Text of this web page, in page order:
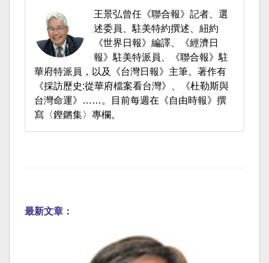
王景弘曾任《聯合報》記者、選
述委員、駐美特約撰述、紐約
《世界日報》編譯、《經濟日
報》駐美特派員、《聯合報》駐
華府特派員，以及《台灣日報》主筆。著作有
《採訪歷史:從華府檔案看台灣》、《杜勒斯與
台灣命運》……。目前每週在《自由時報》撰
寫〈鏗鏘集〉專欄。
最新文章：